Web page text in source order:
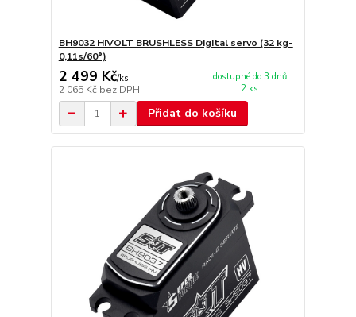
BH9032 HiVOLT BRUSHLESS Digital servo (32 kg-
0,11s/60°)
2 499 Kč/ks
2 065 Kč bez DPH
dostupné do 3 dnů
2 ks
Přidat do košíku